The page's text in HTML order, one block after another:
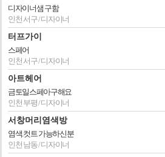
디자이너샘 구함
인천 서구 / 디자이너
터프가이
스페어
인천 서구 / 디자이너
아트헤어
금토일스페아구해요
인천 부평 / 디자이너
서창머리염색방
염색.컷트 가능하신분
인천 남동 / 디자이너